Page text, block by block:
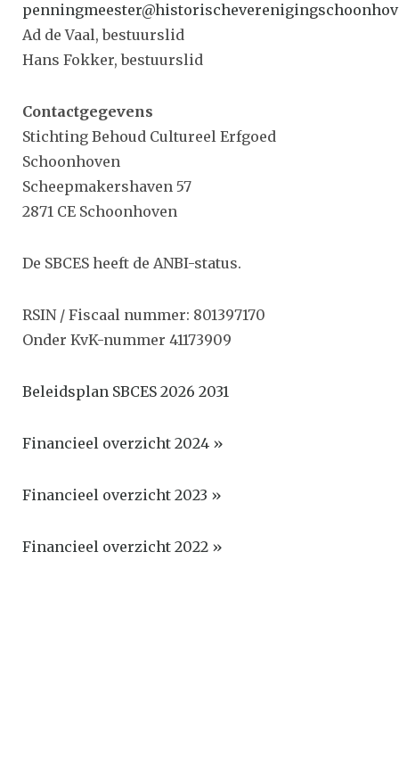
Ad de Vaal, bestuurslid
Hans Fokker, bestuurslid
Contactgegevens
Stichting Behoud Cultureel Erfgoed
Schoonhoven
Scheepmakershaven 57
2871 CE Schoonhoven
De SBCES heeft de ANBI-status.
RSIN / Fiscaal nummer: 801397170
Onder KvK-nummer 41173909
Beleidsplan SBCES 2026 2031
Financieel overzicht 2024 »
Financieel overzicht 2023 »
Financieel overzicht 2022 »